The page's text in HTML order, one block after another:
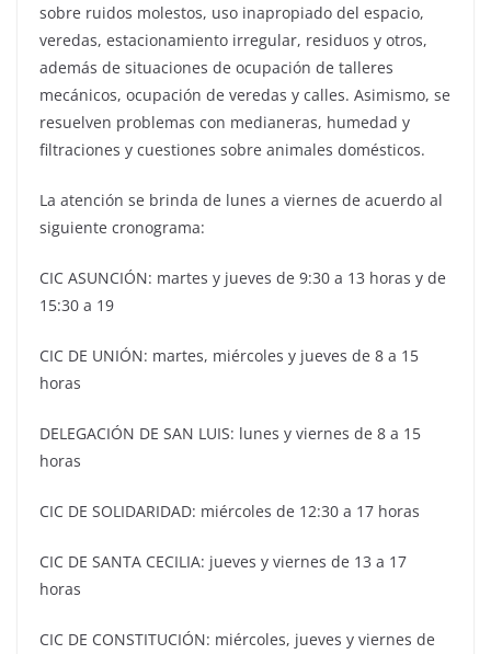
sobre ruidos molestos, uso inapropiado del espacio,
veredas, estacionamiento irregular, residuos y otros,
además de situaciones de ocupación de talleres
mecánicos, ocupación de veredas y calles. Asimismo, se
resuelven problemas con medianeras, humedad y
filtraciones y cuestiones sobre animales domésticos.
La atención se brinda de lunes a viernes de acuerdo al
siguiente cronograma:
CIC ASUNCIÓN: martes y jueves de 9:30 a 13 horas y de
15:30 a 19
CIC DE UNIÓN: martes, miércoles y jueves de 8 a 15
horas
DELEGACIÓN DE SAN LUIS: lunes y viernes de 8 a 15
horas
CIC DE SOLIDARIDAD: miércoles de 12:30 a 17 horas
CIC DE SANTA CECILIA: jueves y viernes de 13 a 17
horas
CIC DE CONSTITUCIÓN: miércoles, jueves y viernes de